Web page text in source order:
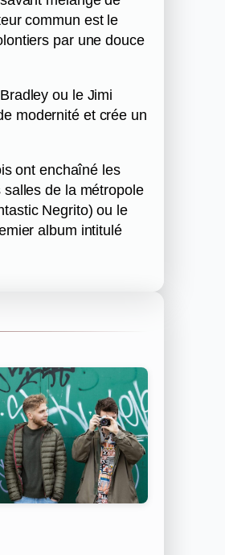
commun est le
par une douce
ou le Jimi
modernité et crée un
ont enchaîné les
de la métropole
Negrito) ou le
album intitulé